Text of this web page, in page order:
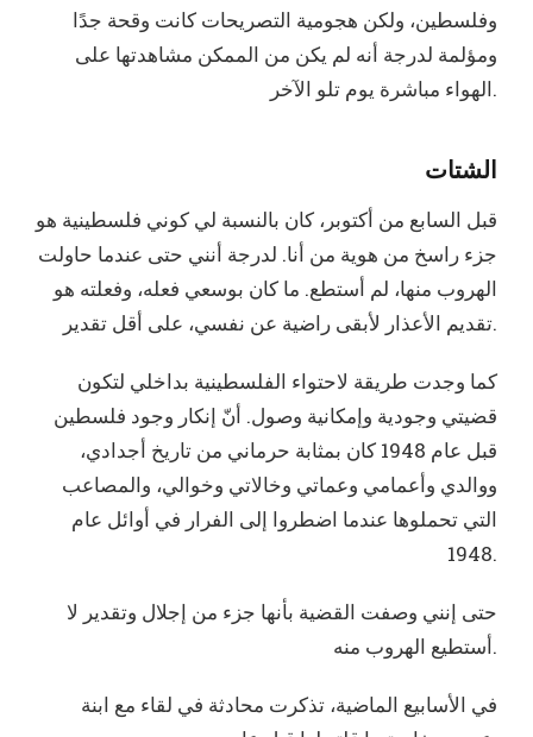
وفلسطين، ولكن هجومية التصريحات كانت وقحة جدًا
ومؤلمة لدرجة أنه لم يكن من الممكن مشاهدتها على
الهواء مباشرة يوم تلو الآخر.
الشتات
قبل السابع من أكتوبر، كان بالنسبة لي كوني فلسطينية هو
جزء راسخ من هوية من أنا. لدرجة أنني حتى عندما حاولت
الهروب منها، لم أستطع. ما كان بوسعي فعله، وفعلته هو
تقديم الأعذار لأبقى راضية عن نفسي، على أقل تقدير.
كما وجدت طريقة لاحتواء الفلسطينية بداخلي لتكون
قضيتي وجودية وإمكانية وصول. أنّ إنكار وجود فلسطين
قبل عام 1948 كان بمثابة حرماني من تاريخ أجدادي،
ووالدي وأعمامي وعماتي وخالاتي وخوالي، والمصاعب
التي تحملوها عندما اضطروا إلى الفرار في أوائل عام
1948.
حتى إنني وصفت القضية بأنها جزء من إجلال وتقدير لا
أستطيع الهروب منه.
في الأسابيع الماضية، تذكرت محادثة في لقاء مع ابنة